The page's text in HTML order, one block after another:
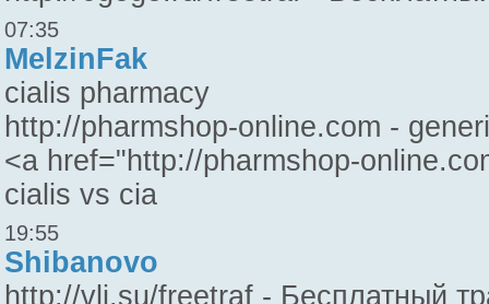
07:35
MelzinFak
cialis pharmacy
http://pharmshop-online.com -
<a href="http://pharmshop-
cialis vs cia
19:55
Shibanovo
http://vli.su/freetraf - Бесплатный